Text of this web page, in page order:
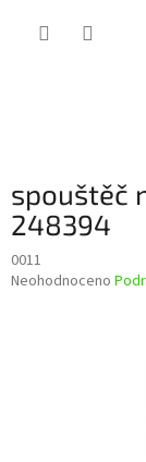
spouštěč
248394
0011
Průměrné
Neohodnoceno